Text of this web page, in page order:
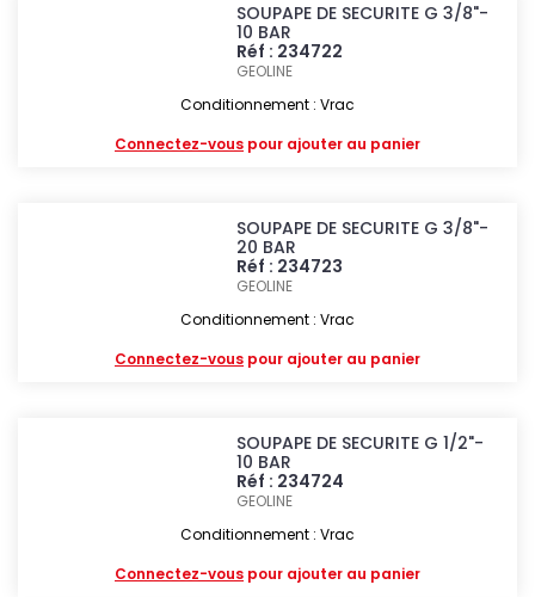
SOUPAPE DE SECURITE G 3/8"-
10 BAR
Réf : 234722
GEOLINE
Conditionnement : Vrac
Connectez-vous pour ajouter au panier
SOUPAPE DE SECURITE G 3/8"-
20 BAR
Réf : 234723
GEOLINE
Conditionnement : Vrac
Connectez-vous pour ajouter au panier
SOUPAPE DE SECURITE G 1/2"-
10 BAR
Réf : 234724
GEOLINE
Conditionnement : Vrac
Connectez-vous pour ajouter au panier